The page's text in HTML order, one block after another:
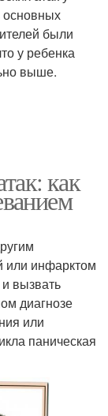
основных
были
у ребенка
выше.
как
или инфарктом
вызвать
диагнозе
или
паническая